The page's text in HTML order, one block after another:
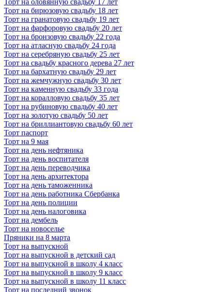
Торт на оловянную свадьбу 17 лет
Торт на бирюзовую свадьбу 18 лет
Торт на гранатовую свадьбу 19 лет
Торт на фарфоровую свадьбу 20 лет
Торт на бронзовую свадьбу 22 года
Торт на атласную свадьбу 24 года
Торт на серебряную свадьбу 25 лет
Торт на свадьбу красного дерева 27 лет
Торт на бархатную свадьбу 29 лет
Торт на жемчужную свадьбу 30 лет
Торт на каменную свадьбу 33 года
Торт на коралловую свадьбу 35 лет
Торт на рубиновую свадьбу 40 лет
Торт на золотую свадьбу 50 лет
Торт на бриллиантовую свадьбу 60 лет
Торт паспорт
Торт на 9 мая
Торт на день нефтяника
Торт на день воспитателя
Торт на день переводчика
Торт на день архитектора
Торт на день таможенника
Торт на день работника Сбербанка
Торт на день полиции
Торт на день налоговика
Торт на дембель
Торт на новоселье
Пряники на 8 марта
Торт на выпускной
Торт на выпускной в детский сад
Торт на выпускной в школу 4 класс
Торт на выпускной в школу 9 класс
Торт на выпускной в школу 11 класс
Торт на последний звонок